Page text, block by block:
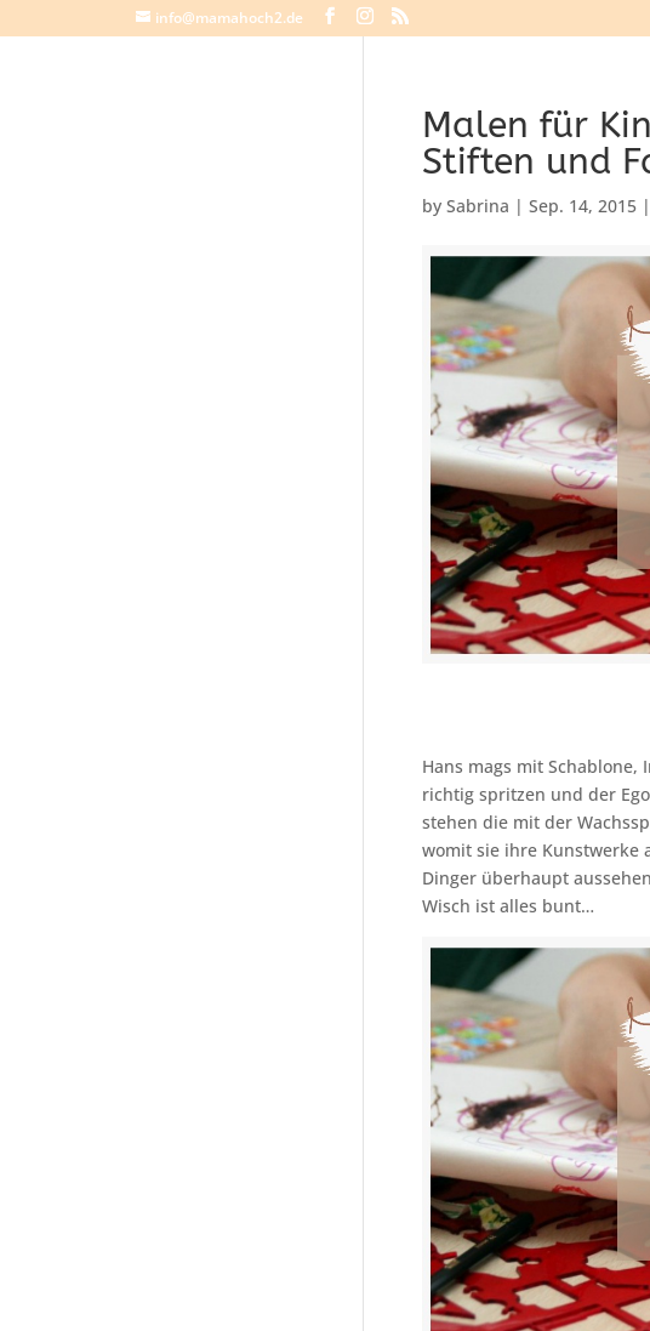
info@mamahoch2.de
Malen für
Stiften und
bySabrina |Sep. 14, 2015
Hans mags mit
richtig spritzen und der
stehen die mit der
womit sie ihre Kunstwerke
Dinger überhaupt
Wisch ist alles bunt…